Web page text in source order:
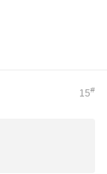
15#